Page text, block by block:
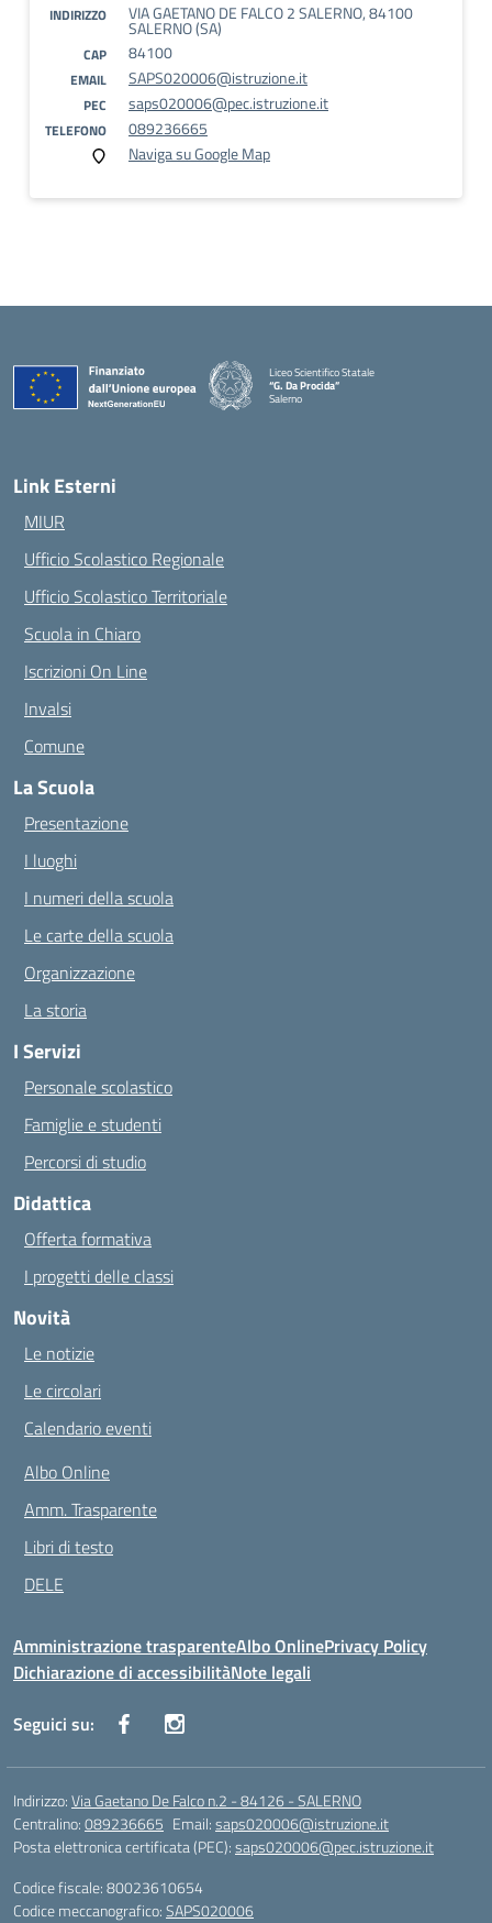
INDIRIZZO VIA GAETANO DE FALCO 2 SALERNO, 84100
SALERNO (SA)
CAP 84100
EMAIL SAPS020006@istruzione.it
PEC saps020006@pec.istruzione.it
TELEFONO
089236665
Naviga su Google Map
Liceo Scientifico Statale
“G. Da Procida”
Salerno
Link Esterni
MIUR
Ufficio Scolastico Regionale
Ufficio Scolastico Territoriale
Scuola in Chiaro
Iscrizioni On Line
Invalsi
Comune
La Scuola
Presentazione
I luoghi
I numeri della scuola
Le carte della scuola
Organizzazione
La storia
I Servizi
Personale scolastico
Famiglie e studenti
Percorsi di studio
Didattica
Offerta formativa
I progetti delle classi
Novità
Le notizie
Le circolari
Calendario eventi
Albo Online
Amm. Trasparente
Libri di testo
DELE
Amministrazione trasparenteAlbo OnlinePrivacy Policy
Dichiarazione di accessibilitàNote legali
Seguici su:
Indirizzo:Via Gaetano De Falco n.2 - 84126 - SALERNO
Centralino:089236665 Email:saps020006@istruzione.it
Posta elettronica certificata (PEC):saps020006@pec.istruzione.it
Codice fiscale: 80023610654
Codice meccanografico:SAPS020006